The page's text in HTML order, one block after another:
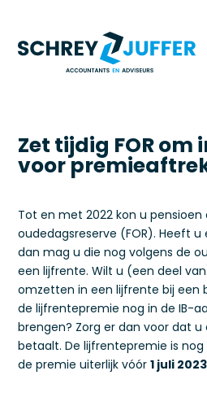
Zet tijdig FOR om
voor
Tot en met 2022 kon u
oudedagsreserve (FOR). Heeft u
dan mag u die nog volgens de
een lijfrente. Wilt u (een deel
omzetten in een lijfrente bij een
de lijfrentepremie nog in de IB-
brengen? Zorg er dan voor dat
betaalt. De lijfrentepremie is
de premie uiterlijk vóór1 juli 2023